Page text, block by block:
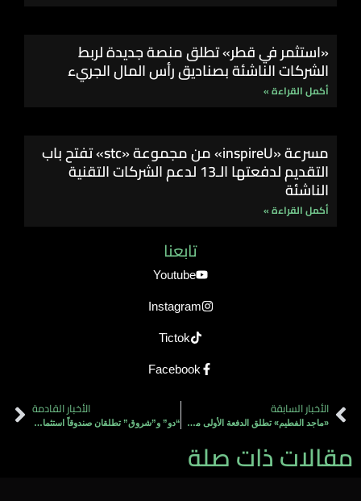
«استثمر في قطر» تطلق منصة جديدة لربط
الشركات الناشئة بصناديق رأس المال الجريء
أكمل القراءة »
مسرعة «inspireU» من مجموعة «stc» تفتح باب
التقديم لدفعتها الـ13 لدعم الشركات التقنية
الناشئة
أكمل القراءة »
تابعنا
Youtube
Instagram
Tictok
Facebook
الأخبار السابقة
«ماجد الفطيم» تطلق الدفعة الأولى من منصة «معاً» لدعم 72 شركة إبداعية ناشئة في الإمارات
الأخبار القادمة
“دو” و”شروق” تطلقان صندوقاً استثمارياً بـ 50 مليون دولار لدعم قطاع ريادة الأعمال.
مقالات ذات صلة